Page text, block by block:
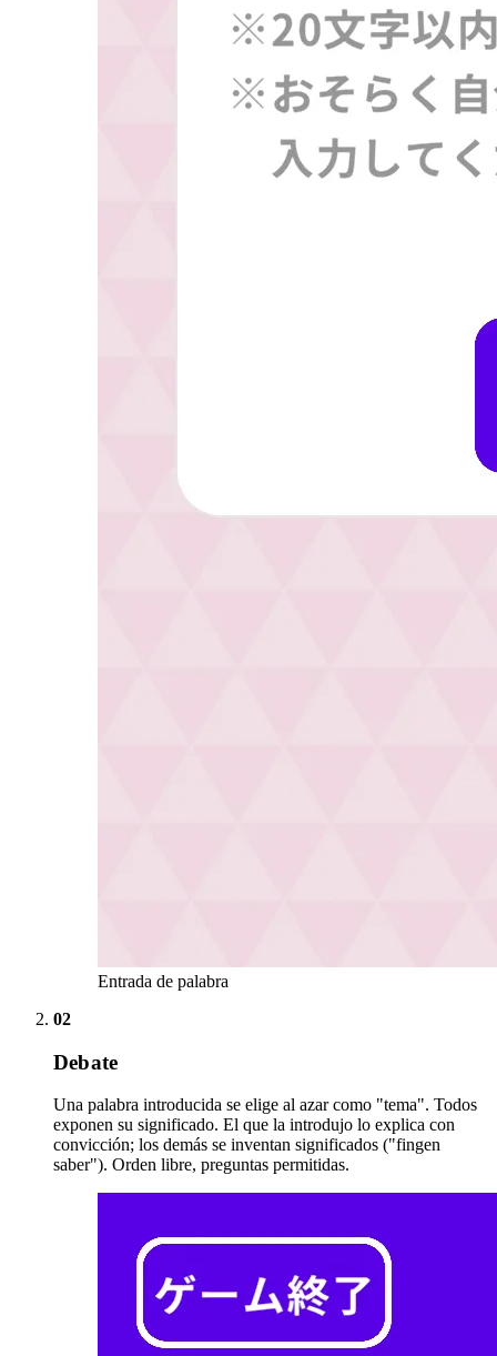
Entrada de palabra
02
Debate
Una palabra introducida se elige al azar como "tema". Todos
exponen su significado. El que la introdujo lo explica con
convicción; los demás se inventan significados ("fingen
saber"). Orden libre, preguntas permitidas.